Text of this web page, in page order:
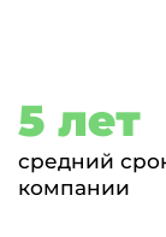
5 лет
средний
компании